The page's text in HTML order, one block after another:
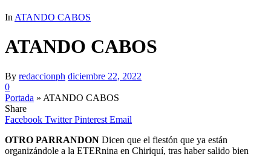
In ATANDO CABOS
ATANDO CABOS
By redaccionph diciembre 22, 2022
0
Portada » ATANDO CABOS
Share
Facebook Twitter Pinterest Email
OTRO PARRANDON Dicen que el fiestón que ya están
organizándole a la ETERnina en Chiriquí, tras haber salido bien